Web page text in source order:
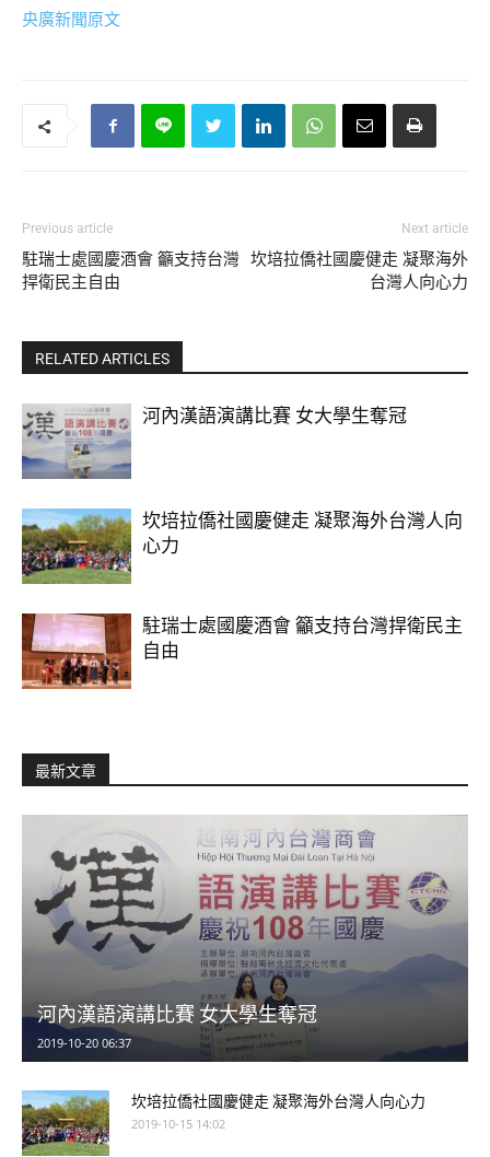
央廣新聞原文
Previous article
駐瑞士處國慶酒會 籲支持台灣
捍衛民主自由
Next article
坎培拉僑社國慶健走 凝聚海外
台灣人向心力
RELATED ARTICLES
河內漢語演講比賽 女大學生奪冠
坎培拉僑社國慶健走 凝聚海外台灣人向
心力
駐瑞士處國慶酒會 籲支持台灣捍衛民主
自由
最新文章
河內漢語演講比賽 女大學生奪冠
2019-10-20 06:37
坎培拉僑社國慶健走 凝聚海外台灣人向心力
2019-10-15 14:02